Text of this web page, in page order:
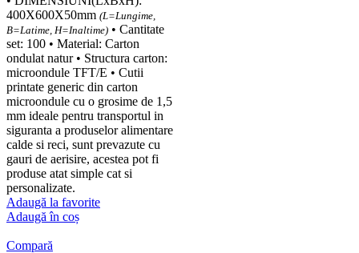
400X600X50mm (L=Lungime,
B=Latime, H=Inaltime) • Cantitate
set: 100 • Material: Carton
ondulat natur • Structura carton:
microondule TFT/E • Cutii
printate generic din carton
microondule cu o grosime de 1,5
mm ideale pentru transportul in
siguranta a produselor alimentare
calde si reci, sunt prevazute cu
gauri de aerisire, acestea pot fi
produse atat simple cat si
personalizate.
Adaugă la favorite
Adaugă în coș
Compară